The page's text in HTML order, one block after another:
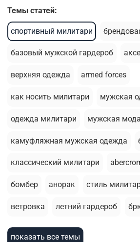
Темы статей:
спортивный милитари
базовый мужской гардероб
верхняя одежда armed forces
как носить милитари мужская
одежда милитари мужская мода
камуфляжная мужская одежда
классический милитари
бомбер анорак стиль
ветровка летний гардероб
стирка толстовка
показать все темы